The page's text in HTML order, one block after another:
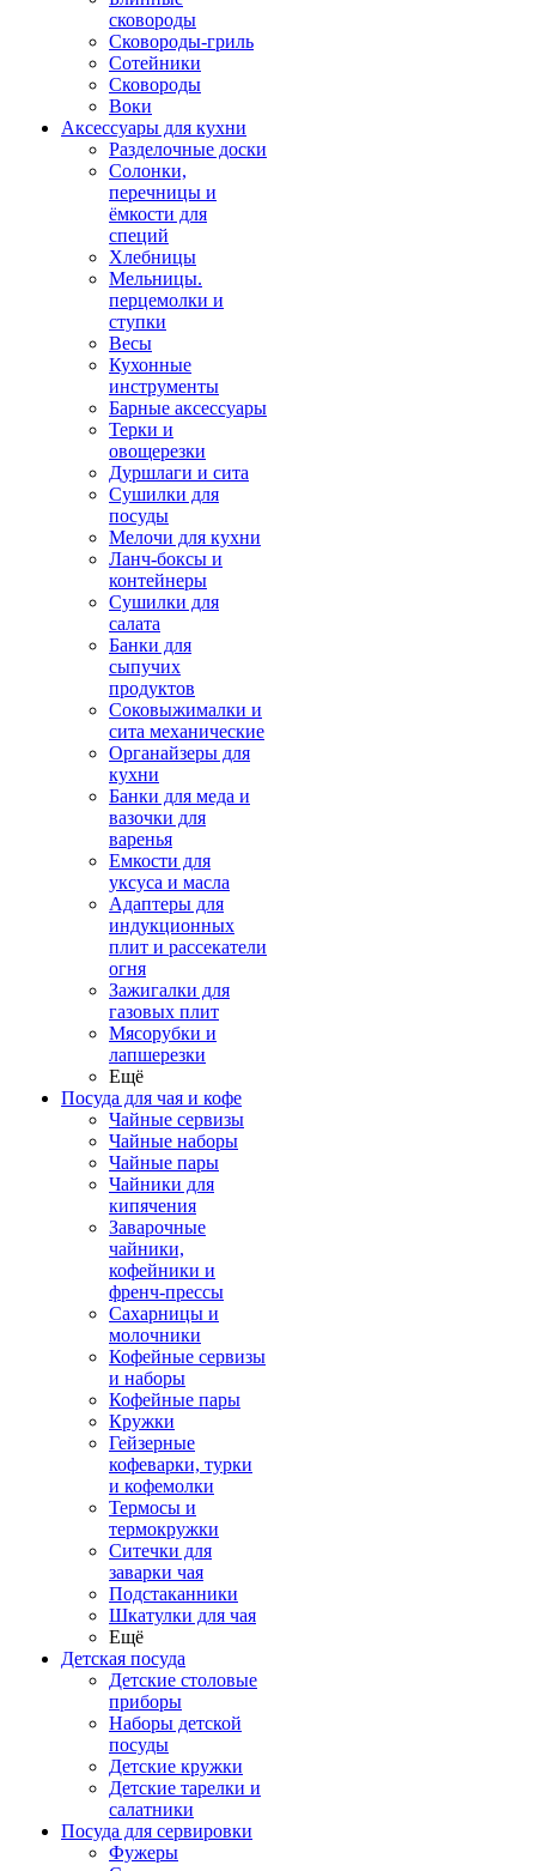
сковороды
Сковороды-гриль
Сотейники
Сковороды
Воки
Аксессуары для кухни
Разделочные доски
Солонки,
перечницы и
ёмкости для
специй
Хлебницы
Мельницы.
перцемолки и
ступки
Весы
Кухонные
инструменты
Барные аксессуары
Терки и
овощерезки
Дуршлаги и сита
Сушилки для
посуды
Мелочи для кухни
Ланч-боксы и
контейнеры
Сушилки для
салата
Банки для
сыпучих
продуктов
Соковыжималки и
сита механические
Органайзеры для
кухни
Банки для меда и
вазочки для
варенья
Емкости для
уксуса и масла
Адаптеры для
индукционных
плит и рассекатели
огня
Зажигалки для
газовых плит
Мясорубки и
лапшерезки
Ещё
Посуда для чая и кофе
Чайные сервизы
Чайные наборы
Чайные пары
Чайники для
кипячения
Заварочные
чайники,
кофейники и
френч-прессы
Сахарницы и
молочники
Кофейные сервизы
и наборы
Кофейные пары
Кружки
Гейзерные
кофеварки, турки
и кофемолки
Термосы и
термокружки
Ситечки для
заварки чая
Подстаканники
Шкатулки для чая
Ещё
Детская посуда
Детские столовые
приборы
Наборы детской
посуды
Детские кружки
Детские тарелки и
салатники
Посуда для сервировки
Фужеры